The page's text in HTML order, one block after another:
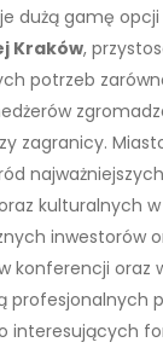
dużą gamę
Kraków,
potrzeb
zagranicy.
kulturalnych w
inwestorów
konferencji oraz
profesjonalnych
interesujących